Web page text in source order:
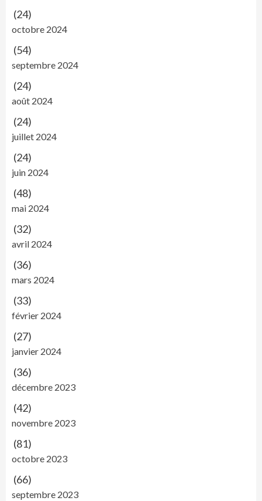
(24)
octobre 2024
(54)
septembre 2024
(24)
août 2024
(24)
juillet 2024
(24)
juin 2024
(48)
mai 2024
(32)
avril 2024
(36)
mars 2024
(33)
février 2024
(27)
janvier 2024
(36)
décembre 2023
(42)
novembre 2023
(81)
octobre 2023
(66)
septembre 2023